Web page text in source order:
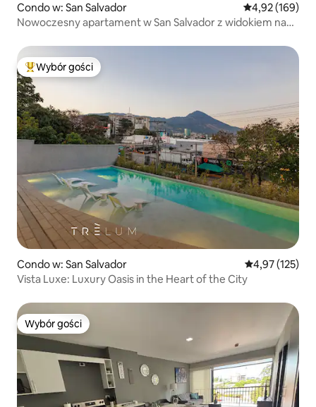
Condo w: San Salvador Średnia
4,92 (169)
Nowoczesny apartament w San Salvador z widokiem na
Najpopularniejsze z kategorii Wybór gości
Wybór gości
Condo w: San Salvador Średnia
4,97 (125)
Vista Luxe: Luxury Oasis in the Heart of the City
Wybór gości
Wybór gości